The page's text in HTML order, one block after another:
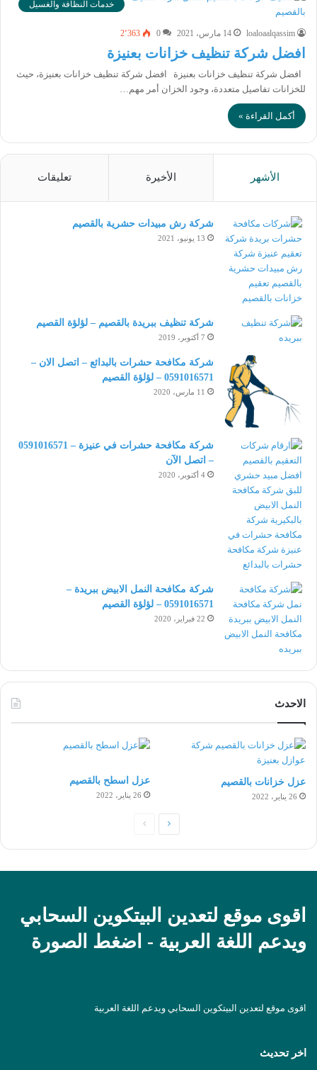
خدمات النظافة والغسيل
loaloaalqassim 14 مارس، 2021 0 2٬363
افضل شركة تنظيف خزانات بعنيزة
افضل شركة تنظيف خزانات بعنيزة افضل شركة تنظيف خزانات بعنيزة، حيث
للخزانات تفاصيل متعددة، وجود الخزان أمر مهم…
أكمل القراءة »
الأشهر الأخيرة تعليقات
شركة رش مبيدات حشرية بالقصيم
13 يونيو، 2021
شركة تنظيف ببريدة بالقصيم – لؤلؤة القصيم
7 أكتوبر، 2019
شركة مكافحة حشرات بالبدائع – اتصل الان –
0591016571 – لؤلؤة القصيم
11 مارس، 2020
شركة مكافحة حشرات في عنيزة – 0591016571
– اتصل الآن
4 أكتوبر، 2020
شركة مكافحة النمل الابيض ببريدة –
0591016571 – لؤلؤة القصيم
22 فبراير، 2020
الاحدث
عزل خزانات بالقصيم
26 يناير، 2022
عزل اسطح بالقصيم
26 يناير، 2022
الصفحةالصفحة
اقوى موقع لتعدين البيتكوين السحابي
ويدعم اللغة العربية - اضغط الصورة
اقوى موقع لتعدين البيتكوين السحابي ويدعم اللغة العربية
اخر تحديث